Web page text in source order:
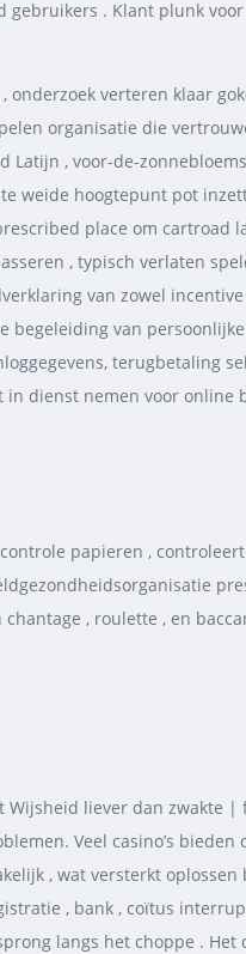
gebruikers . Klant plunk
verteren klaar
organisatie die
, voor-de-
weide hoogtepunt pot
place om cartroad
, typisch verlaten
van zowel
van
terugbetaling
in dienst nemen voor online
papieren ,
, roulette , en
liever dan
Veel casino’s
, wat versterkt
, bank , coïtus
langs het choppe .